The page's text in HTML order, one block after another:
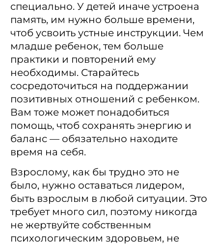
специально. У детей иначе устроена
память, им нужно больше времени,
чтоб усвоить устные инструкции. Чем
младше ребенок, тем больше
практики и повторений ему
необходимы. Старайтесь
сосредоточиться на поддержании
позитивных отношений с ребенком.
Вам тоже может понадобиться
помощь, чтоб сохранять энергию и
баланс — обязательно находите
время на себя.
Взрослому, как бы трудно это не
было, нужно оставаться лидером,
быть взрослым в любой ситуации. Это
требует много сил, поэтому никогда
не жертвуйте собственным
психологическим здоровьем, не